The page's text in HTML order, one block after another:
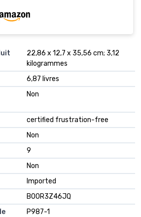
‎22,86 x 12,7 x 35,56 cm; 3,12
kilogrammes
‎6,87 livres
‎Non
‎certified frustration-free
‎Non
‎9
‎Non
‎Imported
B00R3Z46JQ
P987-1